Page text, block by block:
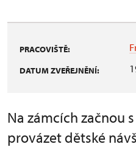
PRACOVIŠTĚ:
DATUM ZVEŘEJNĚNÍ:
Na zámcích začnou
provázet dětské